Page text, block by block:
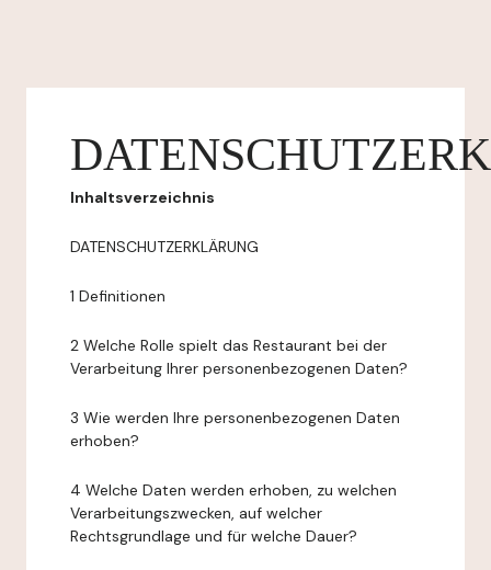
Inhaltsverzeichnis
DATENSCHUTZERKLÄRUNG
1 Definitionen
2 Welche Rolle spielt das Restaurant bei der
Verarbeitung Ihrer personenbezogenen Daten?
3 Wie werden Ihre personenbezogenen Daten
erhoben?
4 Welche Daten werden erhoben, zu welchen
Verarbeitungszwecken, auf welcher
Rechtsgrundlage und für welche Dauer?